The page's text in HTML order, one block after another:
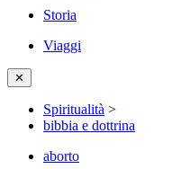
Storia
Viaggi
✕
Spiritualità >
bibbia e dottrina
aborto